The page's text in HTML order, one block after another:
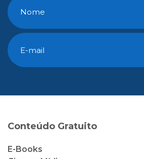
Conteúdo Gratuito
E-Books